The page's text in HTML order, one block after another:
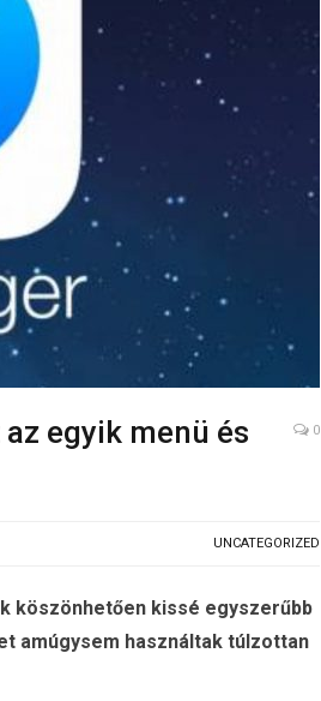
egyik menü és
0
UNCATEGORIZED
köszönhetően kissé egyszerűbb
amúgysem használtak túlzottan